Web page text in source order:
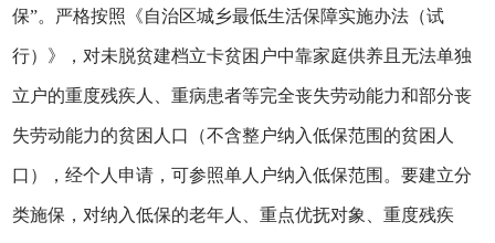
保”。严格按照《自治区城乡最低生活保障实施办法（试
行）》，对未脱贫建档立卡贫困户中靠家庭供养且无法单独
立户的重度残疾人、重病患者等完全丧失劳动能力和部分丧
失劳动能力的贫困人口（不含整户纳入低保范围的贫困人
口），经个人申请，可参照单人户纳入低保范围。要建立分
类施保，对纳入低保的老年人、重点优抚对象、重度残疾